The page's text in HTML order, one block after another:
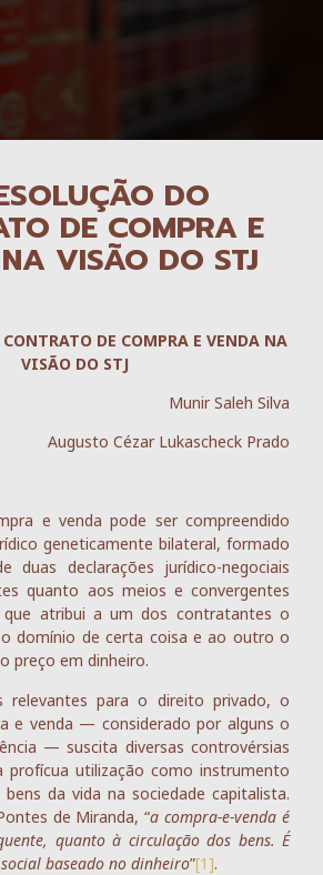
DO
DE COMPRA E
VISÃO DO STJ
DE COMPRA E VENDA NA
VISÃO DO STJ
Munir Saleh Silva
Augusto Cézar Lukascheck Prado
e venda pode ser compreendido
geneticamente bilateral, formado
duas declarações jurídico-negociais
quanto aos meios e convergentes
atribui a um dos contratantes o
domínio de certa coisa e ao outro o
preço em dinheiro.
para o direito privado, o
e venda — considerado por alguns o
— suscita diversas controvérsias
profícua utilização como instrumento
da vida na sociedade capitalista.
de Miranda, “a compra-e-venda é
quanto à circulação dos bens. É
baseado no dinheiro”[1].